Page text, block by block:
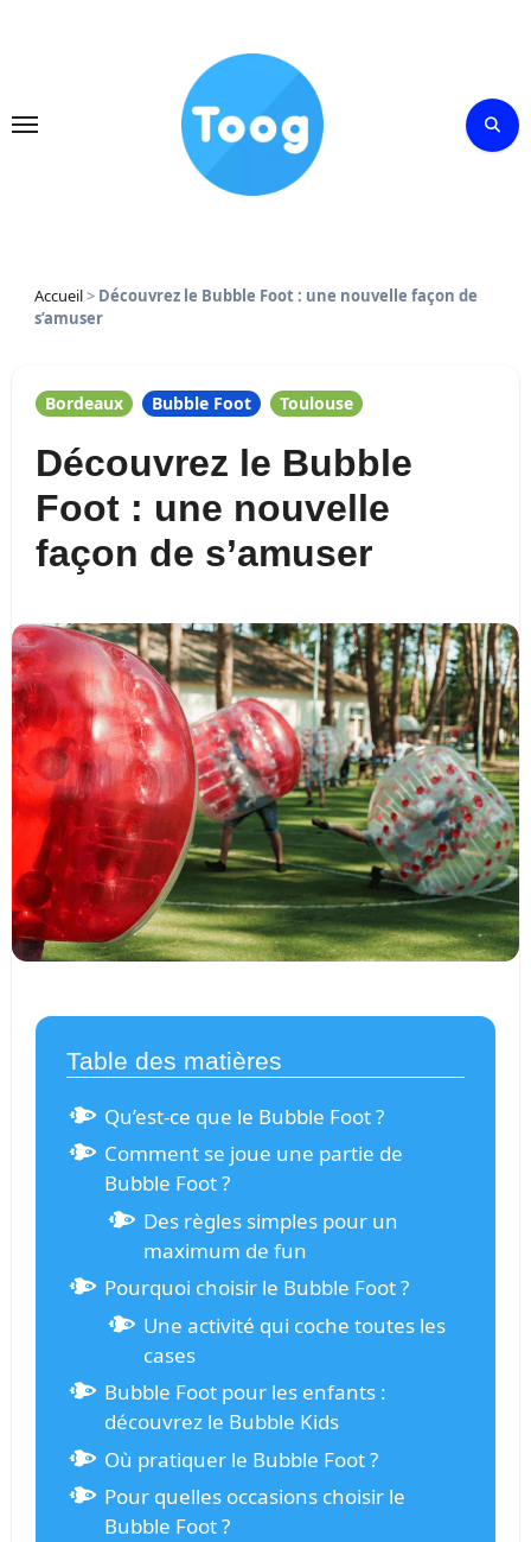
Accueil> Découvrez le Bubble Foot : une nouvelle façon de
s’amuser
Bordeaux Bubble Foot Toulouse
Découvrez le Bubble
Foot : une nouvelle
façon de s’amuser
Table des matières
Qu’est-ce que le Bubble Foot ?
Comment se joue une partie de
Bubble Foot ?
Des règles simples pour un
maximum de fun
Pourquoi choisir le Bubble Foot ?
Une activité qui coche toutes les
cases
Bubble Foot pour les enfants :
découvrez le Bubble Kids
Où pratiquer le Bubble Foot ?
Pour quelles occasions choisir le
Bubble Foot ?